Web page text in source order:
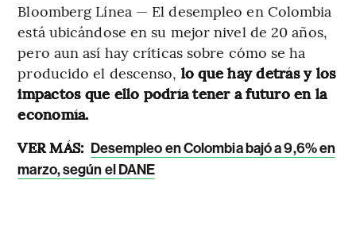
Bloomberg Línea — El desempleo en Colombia
está ubicándose en su mejor nivel de 20 años,
pero aun así hay críticas sobre cómo se ha
producido el descenso, lo que hay detrás y los
impactos que ello podría tener a futuro en la
economía.
VER MÁS: Desempleo en Colombia bajó a 9,6% en
marzo, según el DANE